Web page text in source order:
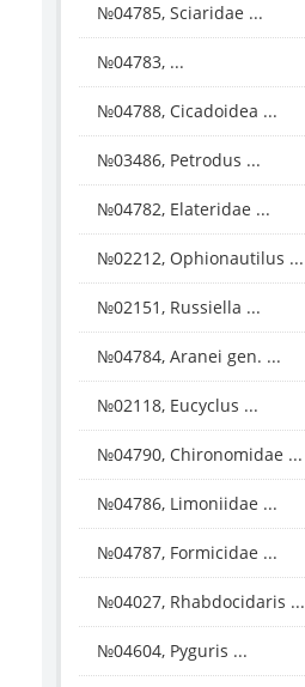
№04785, Sciaridae ...
№04783, ...
№04788, Cicadoidea ...
№03486, Petrodus ...
№04782, Elateridae ...
№02212, Ophionautilus ...
№02151, Russiella ...
№04784, Aranei gen. ...
№02118, Eucyclus ...
№04790, Chironomidae ...
№04786, Limoniidae ...
№04787, Formicidae ...
№04027, Rhabdocidaris ...
№04604, Pyguris ...